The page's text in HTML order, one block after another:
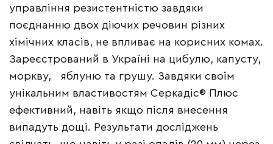
управління резистентністю завдяки
поєднанню двох діючих речовин різних
хімічних класів, не впливає на корисних комах.
Зареєстрований в Україні на цибулю, капусту,
моркву, яблуню та грушу. Завдяки своїм
унікальним властивостям Серкадіс® Плюс
ефективний, навіть якщо після внесення
випадуть дощі. Результати досліджень